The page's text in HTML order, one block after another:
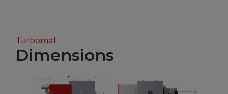
Turbomat
Dimensions